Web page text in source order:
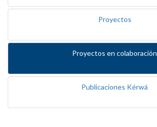
Proyectos
Proyectos en colaboración
Publicaciones Kérwá